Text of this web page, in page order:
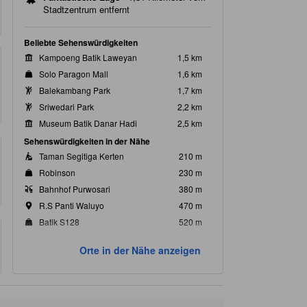
Stadtzentrum entfernt
Beliebte Sehenswürdigkeiten
Kampoeng Batik Laweyan
1,5 km
Solo Paragon Mall
1,6 km
Balekambang Park
1,7 km
Sriwedari Park
2,2 km
Museum Batik Danar Hadi
2,5 km
Sehenswürdigkeiten in der Nähe
Taman Segitiga Kerten
210 m
Robinson
230 m
Bahnhof Purwosari
380 m
R.S Panti Waluyo
470 m
Batik S128
520 m
Orte in der Nähe anzeigen